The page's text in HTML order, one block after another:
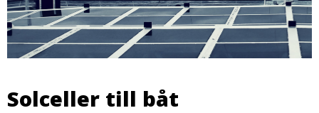
Solceller till båt